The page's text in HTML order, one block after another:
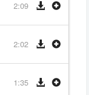
2:09
2:02
1:35